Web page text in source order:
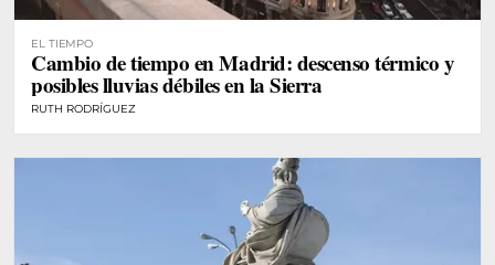
EL TIEMPO
Cambio de tiempo en Madrid: descenso térmico y
posibles lluvias débiles en la Sierra
RUTH RODRÍGUEZ